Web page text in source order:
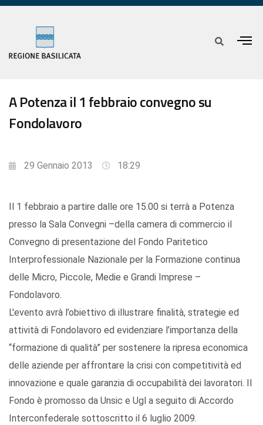
A Potenza il 1 febbraio convegno su
Fondolavoro
29 Gennaio 2013 18:29
Il 1 febbraio a partire dalle ore 15.00 si terrà a Potenza
presso la Sala Convegni –della camera di commercio il
Convegno di presentazione del Fondo Paritetico
Interprofessionale Nazionale per la Formazione continua
delle Micro, Piccole, Medie e Grandi Imprese –
Fondolavoro.
L'evento avrà l’obiettivo di illustrare finalità, strategie ed
attività di Fondolavoro ed evidenziare l’importanza della
“formazione di qualità” per sostenere la ripresa economica
delle aziende per affrontare la crisi con competitività ed
innovazione e quale garanzia di occupabilità dei lavoratori. Il
Fondo è promosso da Unsic e Ugl a seguito di Accordo
Interconfederale sottoscritto il 6 luglio 2009.